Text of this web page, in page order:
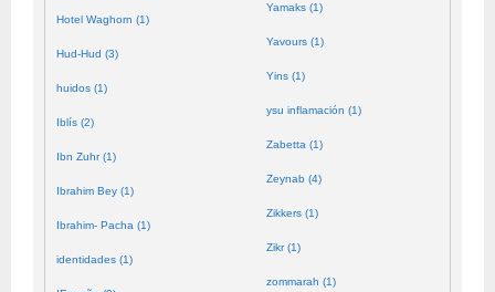
Hotel Waghorn (1)
Hud-Hud (3)
huidos (1)
Iblís (2)
Ibn Zuhr (1)
Ibrahim Bey (1)
Ibrahim- Pacha (1)
identidades (1)
Yamaks (1)
Yavours (1)
Yins (1)
ysu inflamación (1)
Zabetta (1)
Zeynab (4)
Zikkers (1)
Zikr (1)
zommarah (1)